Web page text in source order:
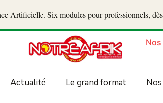
Artificielle. Six modules pour professionnels, dès
Nos
Actualité Le grand format Nos